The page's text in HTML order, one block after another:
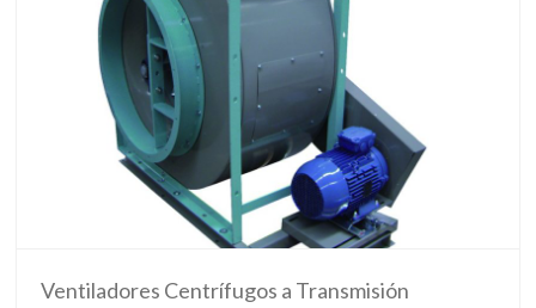
Ventiladores Centrífugos a Transmisión